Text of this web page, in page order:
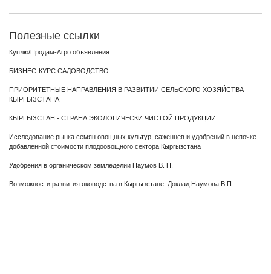
Полезные ссылки
Куплю/Продам-Агро объявления
БИЗНЕС-КУРС САДОВОДСТВО
ПРИОРИТЕТНЫЕ НАПРАВЛЕНИЯ В РАЗВИТИИ СЕЛЬСКОГО ХОЗЯЙСТВА
КЫРГЫЗСТАНА
КЫРГЫЗСТАН - СТРАНА ЭКОЛОГИЧЕСКИ ЧИСТОЙ ПРОДУКЦИИ
Исследование рынка семян овощных культур, саженцев и удобрений в цепочке
добавленной стоимости плодоовощного сектора Кыргызстана
Удобрения в органическом земледелии Наумов В. П.
Возможности развития яководства в Кыргызстане. Доклад Наумова В.П.